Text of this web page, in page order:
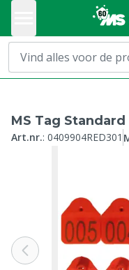
MS Tag
Art.nr.: 0409904RED301